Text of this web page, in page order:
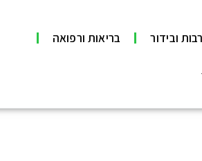
ובידור בריאות ורפואה